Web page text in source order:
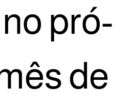
pró­
de